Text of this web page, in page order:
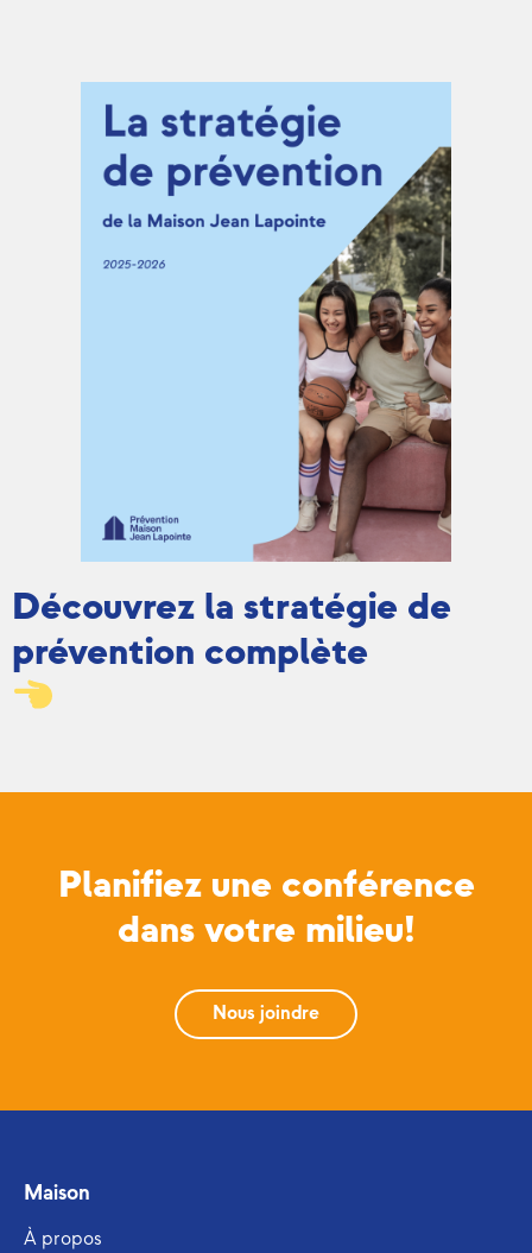
Découvrez la stratégie de
prévention complète
Planifiez une conférence
dans votre milieu!
Nous joindre
Maison
À propos